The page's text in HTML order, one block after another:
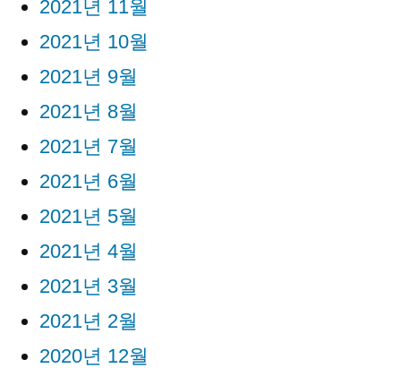
2021년 11월
2021년 10월
2021년 9월
2021년 8월
2021년 7월
2021년 6월
2021년 5월
2021년 4월
2021년 3월
2021년 2월
2020년 12월